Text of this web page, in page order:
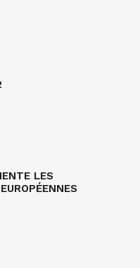
LES